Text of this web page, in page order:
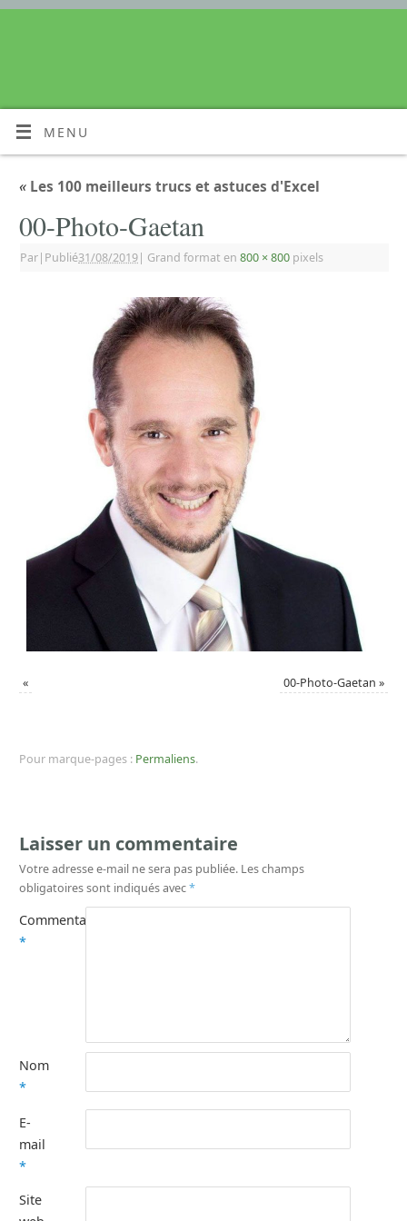
MENU
« Les 100 meilleurs trucs et astuces d'Excel
00-Photo-Gaetan
Par| Publié31/08/2019| Grand format en 800 × 800 pixels
« 00-Photo-Gaetan »
Pour marque-pages : Permaliens.
Laisser un commentaire
Votre adresse e-mail ne sera pas publiée. Les champs
obligatoires sont indiqués avec*
Commentaire
*
Nom
*
E-
mail
*
Site